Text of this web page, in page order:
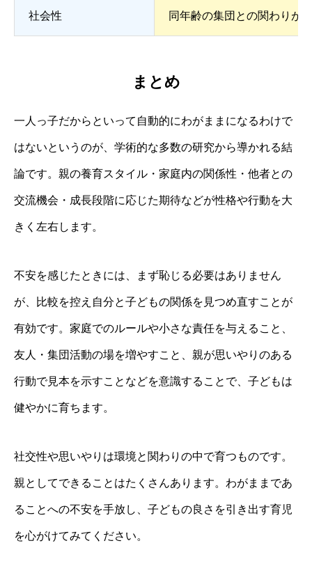
社会性 同年齢の集団との関わりが
まとめ
一人っ子だからといって自動的にわがままになるわけで
はないというのが、学術的な多数の研究から導かれる結
論です。親の養育スタイル・家庭内の関係性・他者との
交流機会・成長段階に応じた期待などが性格や行動を大
きく左右します。
不安を感じたときには、まず恥じる必要はありません
が、比較を控え自分と子どもの関係を見つめ直すことが
有効です。家庭でのルールや小さな責任を与えること、
友人・集団活動の場を増やすこと、親が思いやりのある
行動で見本を示すことなどを意識することで、子どもは
健やかに育ちます。
社交性や思いやりは環境と関わりの中で育つものです。
親としてできることはたくさんあります。わがままであ
ることへの不安を手放し、子どもの良さを引き出す育児
を心がけてみてください。